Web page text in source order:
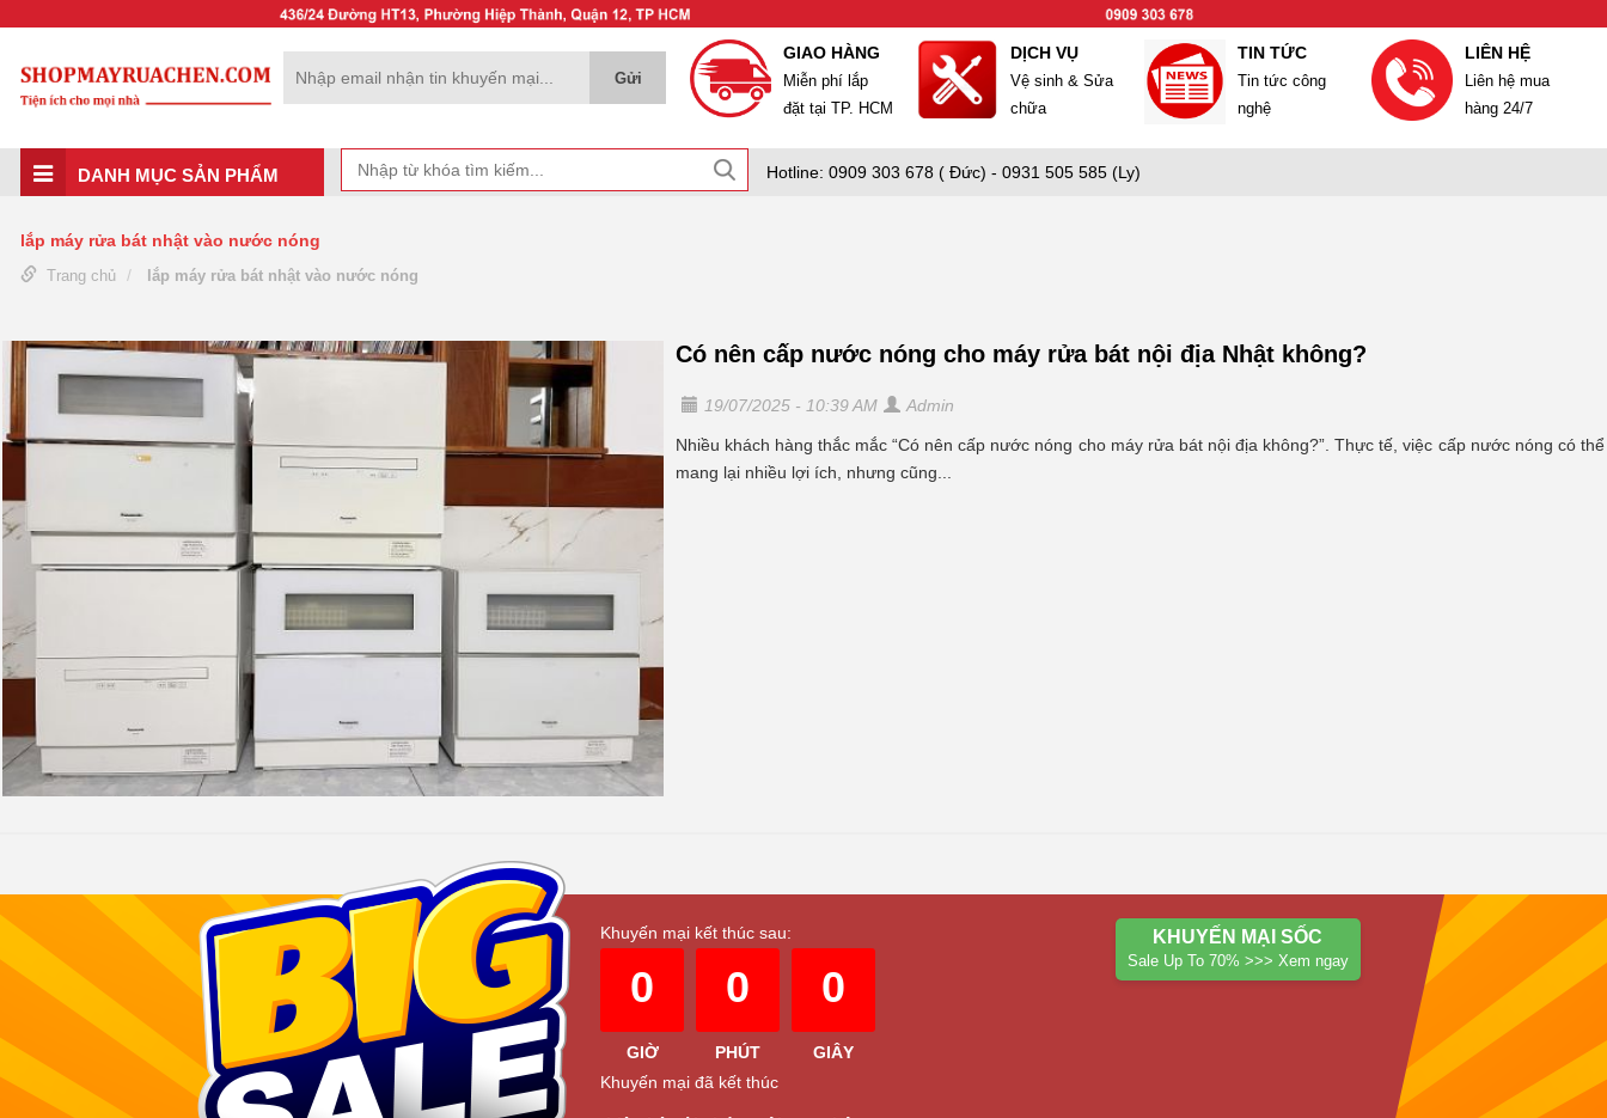
GIAO HÀNG
Miễn phí lắp
đặt tại TP. HCM
DỊCH VỤ
Vệ sinh & Sửa
chữa
TIN TỨC
Tin tức công
nghệ
LIÊN HỆ
Liên hệ mua
hàng 24/7
DANH MỤC SẢN PHẨM Hotline: 0909 303 678 ( Đức) - 0931 505 585 (Ly)
lắp máy rửa bát nhật vào nước nóng
Trang chủ lắp máy rửa bát nhật vào nước nóng
Có nên cấp nước nóng cho máy rửa bát nội địa Nhật không?
19/07/2025 - 10:39 AM Admin
Nhiều khách hàng thắc mắc “Có nên cấp nước nóng cho máy rửa bát nội địa không?”. Thực tế, việc cấp nước nóng có thể
mang lại nhiều lợi ích, nhưng cũng...
Khuyến mại kết thúc sau:
0
GIỜ
0
PHÚT
0
GIÂY
Khuyến mại đã kết thúc
KHUYẾN MẠI SỐC
Sale Up To 70% >>> Xem ngay